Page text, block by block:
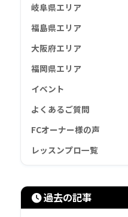
岐阜県エリア
福島県エリア
大阪府エリア
福岡県エリア
イベント
よくあるご質問
FCオーナー様の声
レッスンプロ一覧
過去の記事